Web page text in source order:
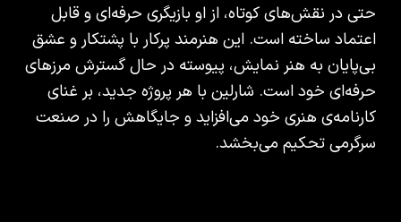
حتی در نقش‌های کوتاه، از او بازیگری حرفه‌ای و قابل
اعتماد ساخته است. این هنرمند پرکار با پشتکار و عشق
بی‌پایان به هنر نمایش، پیوسته در حال گسترش مرزهای
حرفه‌ای خود است. شارلین با هر پروژه جدید، بر غنای
کارنامه‌ی هنری خود می‌افزاید و جایگاهش را در صنعت
سرگرمی تحکیم می‌بخشد.